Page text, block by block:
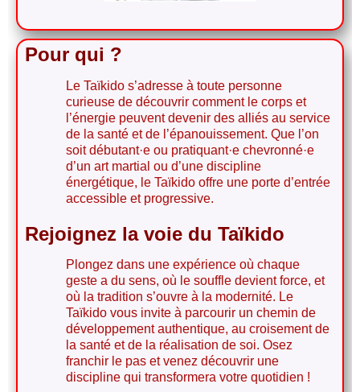
Pour qui ?
Le Taïkido s’adresse à toute personne
curieuse de découvrir comment le corps et
l’énergie peuvent devenir des alliés au service
de la santé et de l’épanouissement. Que l’on
soit débutant·e ou pratiquant·e chevronné·e
d’un art martial ou d’une discipline
énergétique, le Taïkido offre une porte d’entrée
accessible et progressive.
Rejoignez la voie du Taïkido
Plongez dans une expérience où chaque
geste a du sens, où le souffle devient force, et
où la tradition s’ouvre à la modernité. Le
Taïkido vous invite à parcourir un chemin de
développement authentique, au croisement de
la santé et de la réalisation de soi. Osez
franchir le pas et venez découvrir une
discipline qui transformera votre quotidien !